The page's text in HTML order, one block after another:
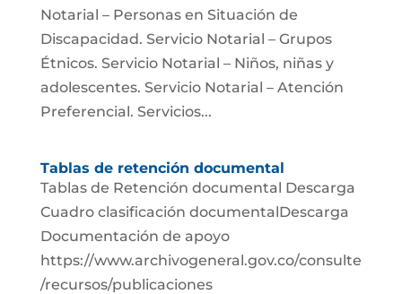
Notarial – Personas en Situación de
Discapacidad. Servicio Notarial – Grupos
Étnicos. Servicio Notarial – Niños, niñas y
adolescentes. Servicio Notarial – Atención
Preferencial. Servicios...
Tablas de retención documental
Tablas de Retención documental Descarga
Cuadro clasificación documentalDescarga
Documentación de apoyo
https://www.archivogeneral.gov.co/consulte
/recursos/publicaciones